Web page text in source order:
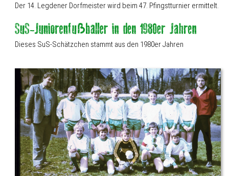
Der 14. Legdener Dorfmeister wird beim 47. Pfingstturnier ermittelt.
Dieses SuS-Schätzchen stammt aus den 1980er Jahren